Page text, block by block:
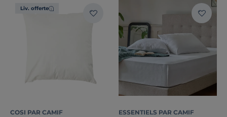
Liv. offerte
COSI PAR CAMIF ESSENTIELS PAR CAMIF